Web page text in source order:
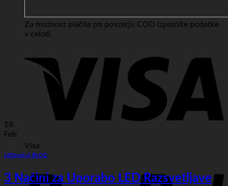
Za možnost plačila po povzetju COD izpolnite podatke
v celoti.
Visa
18
Feb
LEDsvet.si BLOG
3 Načini za Uporabo LED Razsvetljave